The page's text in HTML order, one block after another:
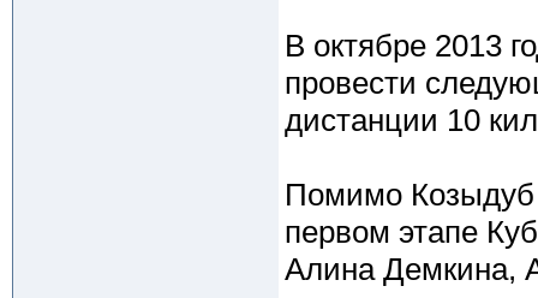
В октябре 2013
провести
дистанции 10
Помимо Козыдуб
первом этапе
Алина Демкина,